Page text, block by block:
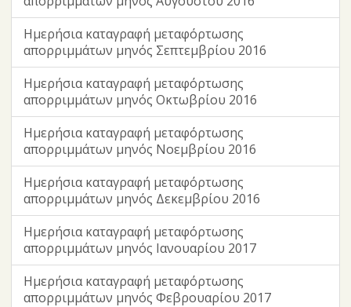
Ημερήσια καταγραφή μεταφόρτωσης
απορριμμάτων μηνός Σεπτεμβρίου 2016
Ημερήσια καταγραφή μεταφόρτωσης
απορριμμάτων μηνός Οκτωβρίου 2016
Ημερήσια καταγραφή μεταφόρτωσης
απορριμμάτων μηνός Νοεμβρίου 2016
Ημερήσια καταγραφή μεταφόρτωσης
απορριμμάτων μηνός Δεκεμβρίου 2016
Ημερήσια καταγραφή μεταφόρτωσης
απορριμμάτων μηνός Ιανουαρίου 2017
Ημερήσια καταγραφή μεταφόρτωσης
απορριμμάτων μηνός Φεβρουαρίου 2017